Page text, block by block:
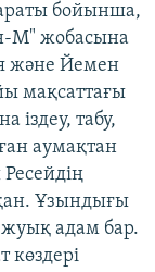
бойынша,
М" жобасына
және Йемен
мақсаттағы
іздеу, табу,
аумақтан
Ұзындығы
адам бар.
көздері